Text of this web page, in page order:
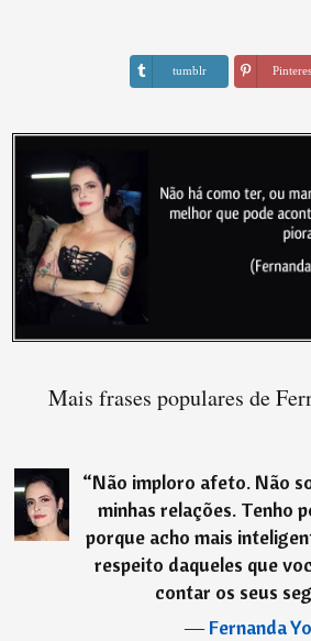
tumblr
Mais frases populares de
“Não imploro afeto. Não
minhas relações. Tenho
porque acho mais
respeito daqueles que
contar os seus
―Fernanda